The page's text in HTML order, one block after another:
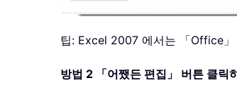
팁: Excel 2007 에서는 「Office」
방법 2 「어쨌든 편집」 버튼 클릭